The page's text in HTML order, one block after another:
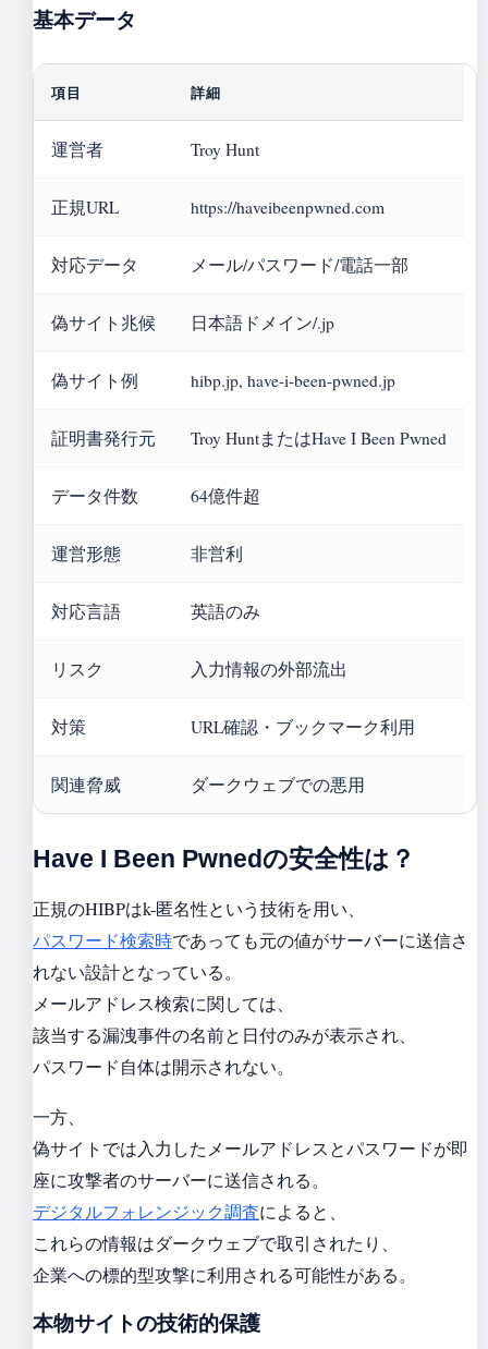
基本データ
項目 詳細
運営者 Troy Hunt
正規URL https://haveibeenpwned.com
対応データ メール/パスワード/電話一部
偽サイト兆候 日本語ドメイン/.jp
偽サイト例 hibp.jp, have-i-been-pwned.jp
証明書発行元 Troy HuntまたはHave I Been Pwned
データ件数 64億件超
運営形態 非営利
対応言語 英語のみ
リスク 入力情報の外部流出
対策 URL確認・ブックマーク利用
関連脅威 ダークウェブでの悪用
Have I Been Pwnedの安全性は？
正規のHIBPはk-匿名性という技術を用い、
パスワード検索時であっても元の値がサーバーに送信さ
れない設計となっている。
メールアドレス検索に関しては、
該当する漏洩事件の名前と日付のみが表示され、
パスワード自体は開示されない。
一方、
偽サイトでは入力したメールアドレスとパスワードが即
座に攻撃者のサーバーに送信される。
デジタルフォレンジック調査によると、
これらの情報はダークウェブで取引されたり、
企業への標的型攻撃に利用される可能性がある。
本物サイトの技術的保護